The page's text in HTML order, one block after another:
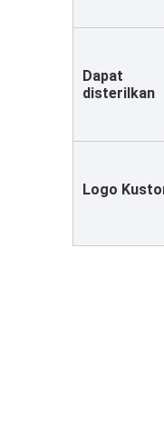
Dapat
disterilkan
Logo